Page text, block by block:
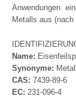
Anwendungen
Metalls aus (nach
Name:
Synonyme:
CAS: 7439-89-6
EC: 231-096-4